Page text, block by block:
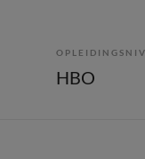
HBO